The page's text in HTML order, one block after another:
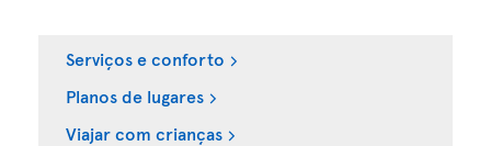
Serviços e conforto
Planos de lugares
Viajar com crianças